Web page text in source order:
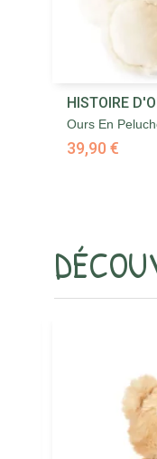
HISTOIRE
Ours En
39,90 €